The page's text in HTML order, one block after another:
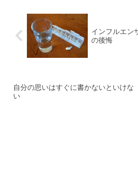
インフルエン
の後悔
自分の思いはすぐに書かないといけな
い